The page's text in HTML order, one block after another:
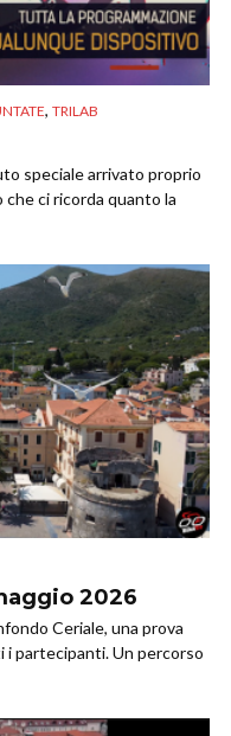
, TRILAB
speciale arrivato proprio
ci ricorda quanto la
2026
Ceriale, una prova
partecipanti. Un percorso